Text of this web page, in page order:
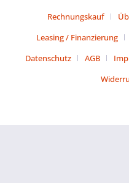
Rechnungskauf
Leasing / Finanzierung
Datenschutz
AGB